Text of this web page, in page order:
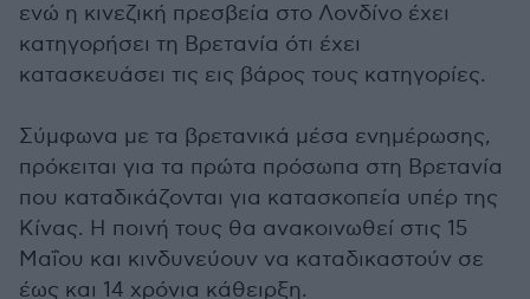
ενώ η κινεζική πρεσβεία στο Λονδίνο έχει
κατηγορήσει τη Βρετανία ότι έχει
κατασκευάσει τις εις βάρος τους κατηγορίες.
Σύμφωνα με τα βρετανικά μέσα ενημέρωσης,
πρόκειται για τα πρώτα πρόσωπα στη Βρετανία
που καταδικάζονται για κατασκοπεία υπέρ της
Κίνας. Η ποινή τους θα ανακοινωθεί στις 15
Μαΐου και κινδυνεύουν να καταδικαστούν σε
έως και 14 χρόνια κάθειρξη.